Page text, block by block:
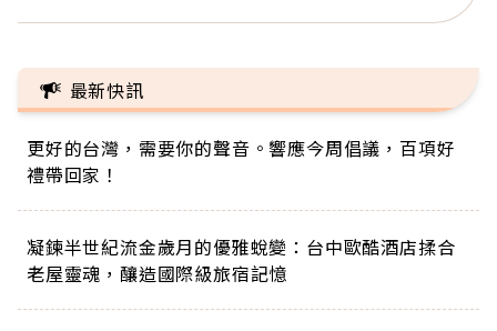
最新快訊
更好的台灣，需要你的聲音。響應今周倡議，百項好
禮帶回家！
凝鍊半世紀流金歲月的優雅蛻變：台中歐酷酒店揉合
老屋靈魂，釀造國際級旅宿記憶